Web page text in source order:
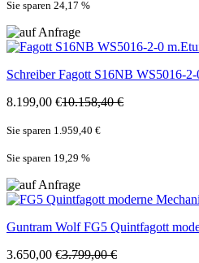
Sie sparen 24,17 %
SchreiberFagott S16NB WS5016-
8.199,00 €10.158,40 €
Sie sparen 1.959,40 €
Sie sparen 19,29 %
Guntram WolfFG5 Quintfagott
3.650,00 €3.799,00 €